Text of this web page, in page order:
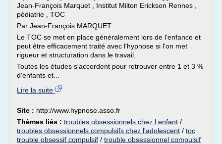
Jean-François Marquet , Institut Milton Erickson Rennes ,
pédiatrie , TOC
Par Jean-François MARQUET
Le TOC se met en place généralement lors de l'enfance et
peut être efficacement traité avec l'hypnose si l'on met
rigueur et structuration dans le travail.
Toutes les études s'accordent pour retrouver entre 1 et 3 %
d'enfants et...
Lire la suite
Site : http://www.hypnose.asso.fr
Thèmes liés : troubles obsessionnels chez l enfant /
troubles obsessionnels compulsifs chez l'adolescent / toc
trouble obsessif compulsif / trouble obsessionnel compulsif